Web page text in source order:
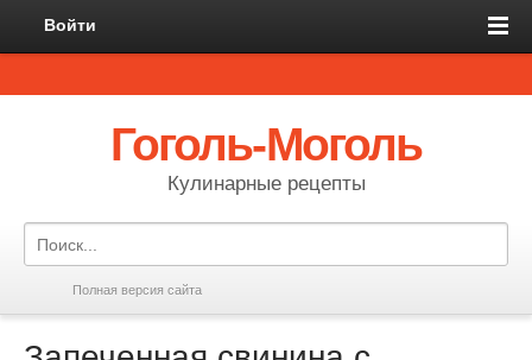
Войти
Гоголь-Моголь
Кулинарные рецепты
Полная версия сайта